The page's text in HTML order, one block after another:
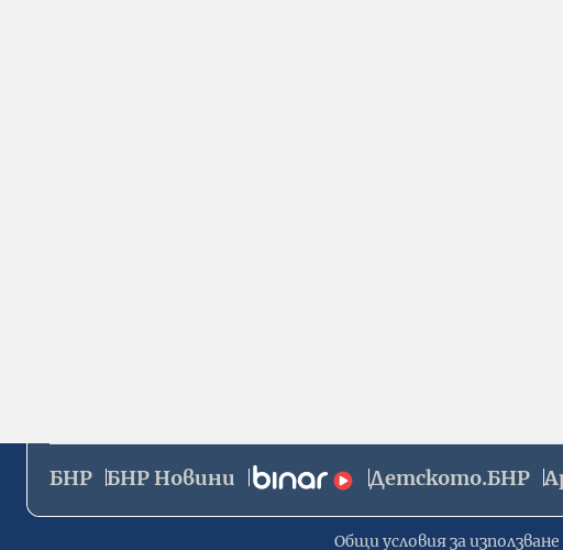
БНР БНР Новини Детското.БНР
Общи условия за